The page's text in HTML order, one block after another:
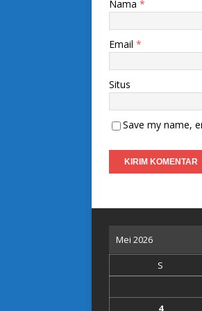
Nama *
Email *
Situs
Save my name,
Mei 2026
S
4